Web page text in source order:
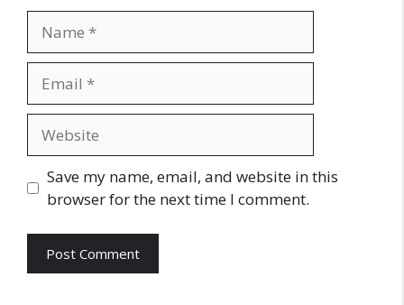
Save my name, email, and website in this
browser for the next time I comment.